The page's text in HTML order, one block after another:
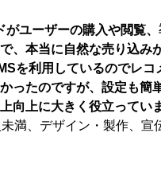
がユーザーの購入や閲覧
、本当に自然な売り込み
を利用しているのでレコ
ったのですが、設定も簡
向上に大きく役立ってい
未満、デザイン・製作、宣